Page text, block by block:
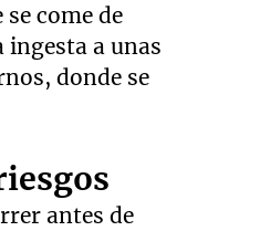
se come de
ingesta a unas
donde se
antes de